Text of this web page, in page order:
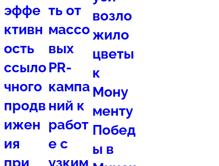
эффе
ктивн
ость
ссыло
чного
продв
ижен
ия
ть от
массо
вых
PR-
кампа
ний к
работ
е с
возло
жило
цветы
к
Мону
менту
Побед
ы в